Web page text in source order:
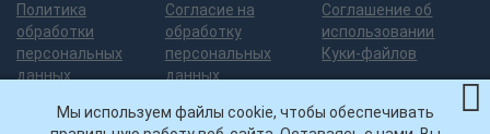
Политика
обработки
персональных
данных
Согласие на
обработку
персональных
данных
Соглашение об
использовании
Куки-файлов
Мы используем файлы cookie, чтобы обеспечивать